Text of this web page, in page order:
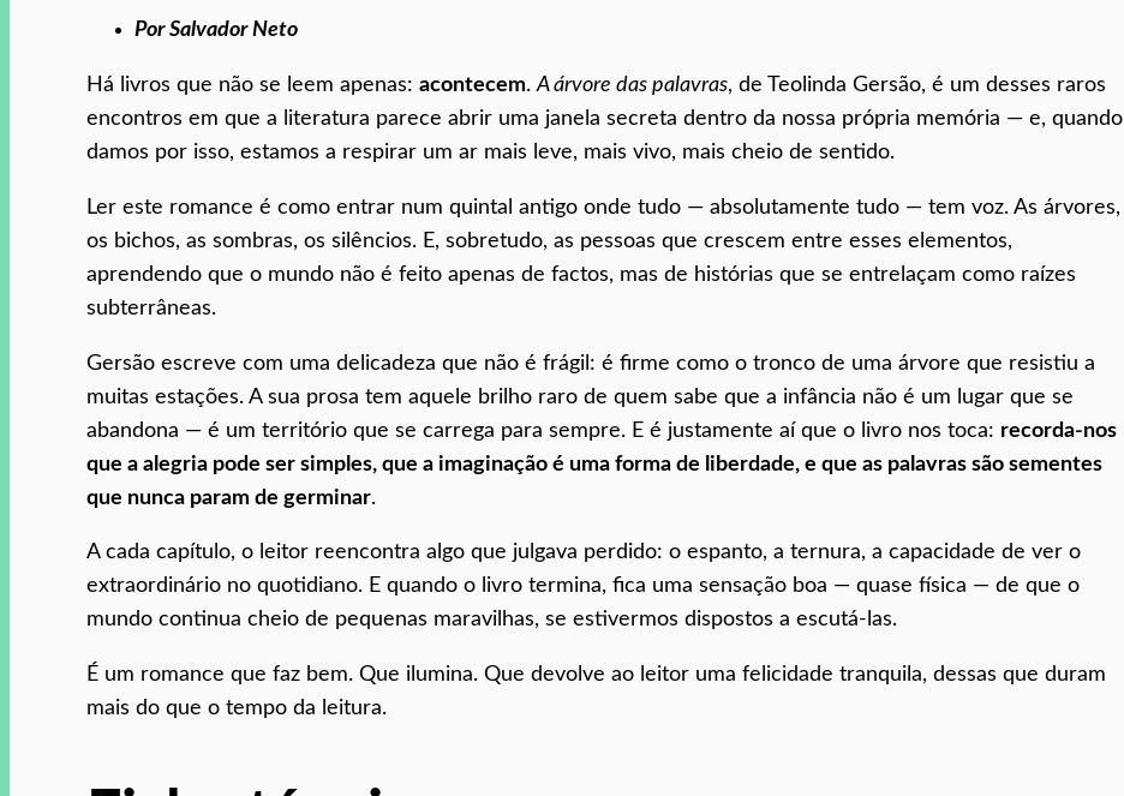
Por Salvador Neto
Há livros que não se leem apenas: acontecem. A árvore das palavras, de Teolinda Gersão, é um desses raros
encontros em que a literatura parece abrir uma janela secreta dentro da nossa própria memória — e, quando
damos por isso, estamos a respirar um ar mais leve, mais vivo, mais cheio de sentido.
Ler este romance é como entrar num quintal antigo onde tudo — absolutamente tudo — tem voz. As árvores,
os bichos, as sombras, os silêncios. E, sobretudo, as pessoas que crescem entre esses elementos,
aprendendo que o mundo não é feito apenas de factos, mas de histórias que se entrelaçam como raízes
subterrâneas.
Gersão escreve com uma delicadeza que não é frágil: é firme como o tronco de uma árvore que resistiu a
muitas estações. A sua prosa tem aquele brilho raro de quem sabe que a infância não é um lugar que se
abandona — é um território que se carrega para sempre. E é justamente aí que o livro nos toca: recorda-nos
que a alegria pode ser simples, que a imaginação é uma forma de liberdade, e que as palavras são sementes
que nunca param de germinar.
A cada capítulo, o leitor reencontra algo que julgava perdido: o espanto, a ternura, a capacidade de ver o
extraordinário no quotidiano. E quando o livro termina, fica uma sensação boa — quase física — de que o
mundo continua cheio de pequenas maravilhas, se estivermos dispostos a escutá‑las.
É um romance que faz bem. Que ilumina. Que devolve ao leitor uma felicidade tranquila, dessas que duram
mais do que o tempo da leitura.